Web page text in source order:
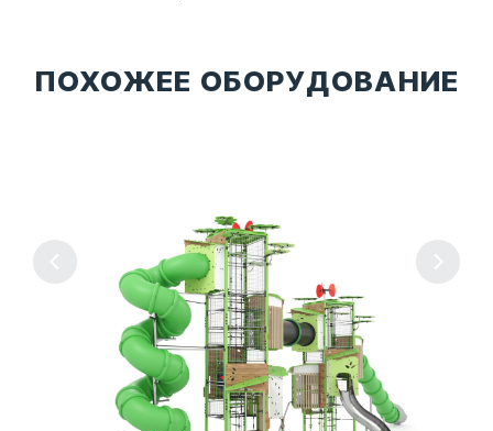
ПОХОЖЕЕ ОБОРУДОВАНИЕ